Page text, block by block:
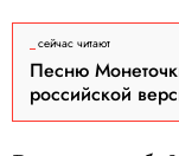
сейчас читают
Песню
российской